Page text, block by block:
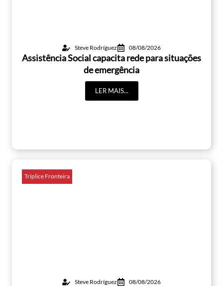
Steve Rodríguez 08/08/2026
Assistência Social capacita rede para situações
de emergência
LER MAIS...
Tríplice Fronteira
Steve Rodríguez 08/08/2026